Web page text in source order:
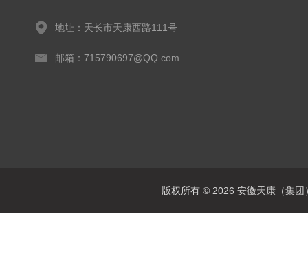
地址：天长市天康西路111号
邮箱：715790697@QQ.com
版权所有 © 2026 安徽天康（集